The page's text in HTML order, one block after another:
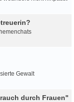
Gewalt
durch Frauen"